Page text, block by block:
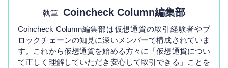
執筆 Coincheck Column編集部
Coincheck Column編集部は仮想通貨の取引経験者やブ
ロックチェーンの知見に深いメンバーで構成されていま
す。これから仮想通貨を始める方々に「仮想通貨につい
て正しく理解していただき安心して取引できる」ことを